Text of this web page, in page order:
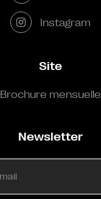
Instagram
Site
Brochure mensuelle
Newsletter